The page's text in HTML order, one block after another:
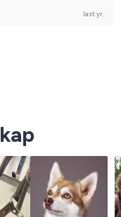
last yr.